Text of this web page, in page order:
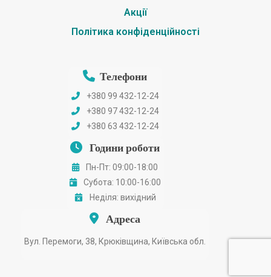
Акції
Політика конфіденційності
Телефони
+380 99 432-12-24
+380 97 432-12-24
+380 63 432-12-24
Години роботи
Пн-Пт: 09:00-18:00
Субота: 10:00-16:00
Неділя: вихідний
Адреса
Вул. Перемоги, 38, Крюківщина, Київська обл.